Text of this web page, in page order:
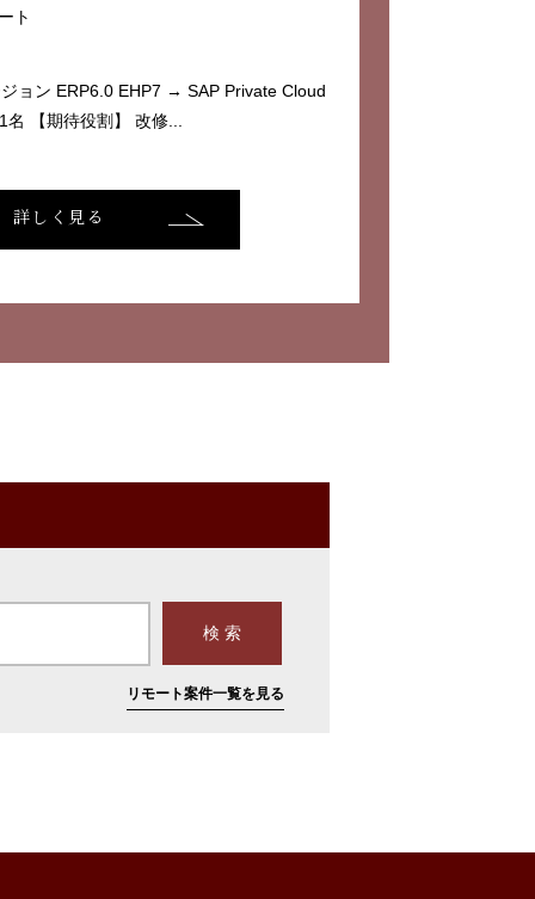
ト
ジョン ERP6.0 EHP7 → SAP Private Cloud
【期待役割】 改修...
詳しく見る
リモート案件一覧を見る